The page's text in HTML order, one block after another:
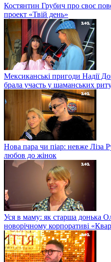
Костянтин Грубич про своє
проект «Твій день»
Мексиканські пригоди Надії
брала участь у шаманських
Нова пара чи піар: невже Ліза
любов до жінок
Уся в маму: як старша донька
новорічному корпоративі